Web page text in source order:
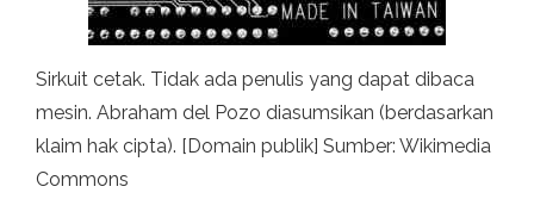
Sirkuit cetak. Tidak ada penulis yang dapat dibaca
mesin. Abraham del Pozo diasumsikan (berdasarkan
klaim hak cipta). [Domain publik] Sumber: Wikimedia
Commons